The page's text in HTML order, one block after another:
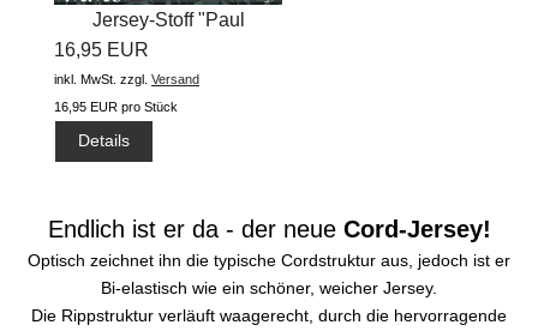
Jersey-Stoff "Paul
#sage"...
16,95 EUR
inkl. MwSt. zzgl. Versand
16,95 EUR pro Stück
Details
Endlich ist er da - der neue Cord-Jersey!
Optisch zeichnet ihn die typische Cordstruktur aus, jedoch ist er
Bi-elastisch wie ein schöner, weicher Jersey.
Die Rippstruktur verläuft waagerecht, durch die hervorragende